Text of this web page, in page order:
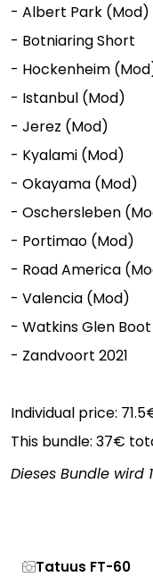
- Albert Park (Mod)
- Botniaring Short
- Hockenheim
- Istanbul (Mod)
- Jerez (Mod)
- Kyalami (Mod)
- Okayama (Mod)
- Oschersleben
- Portimao (Mod)
- Road America
- Valencia (Mod)
- Watkins Glen
- Zandvoort 2021
Individual price:
This bundle: 37€
Dieses Bundle wird
Tatuus FT-60